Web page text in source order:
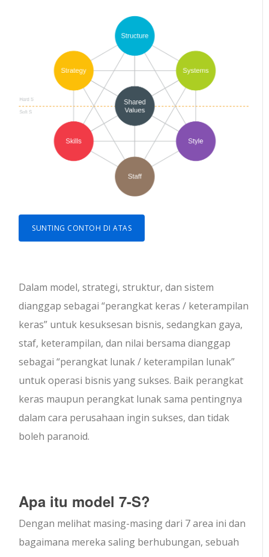
SUNTING CONTOH DI ATAS
Dalam model, strategi, struktur, dan sistem
dianggap sebagai “perangkat keras / keterampilan
keras” untuk kesuksesan bisnis, sedangkan gaya,
staf, keterampilan, dan nilai bersama dianggap
sebagai “perangkat lunak / keterampilan lunak”
untuk operasi bisnis yang sukses. Baik perangkat
keras maupun perangkat lunak sama pentingnya
dalam cara perusahaan ingin sukses, dan tidak
boleh paranoid.
Apa itu model 7-S?
Dengan melihat masing-masing dari 7 area ini dan
bagaimana mereka saling berhubungan, sebuah